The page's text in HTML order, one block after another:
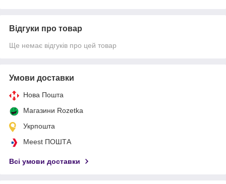
Відгуки про товар
Ще немає відгуків про цей товар
Умови доставки
Нова Пошта
Магазини Rozetka
Укрпошта
Meest ПОШТА
Всі умови доставки